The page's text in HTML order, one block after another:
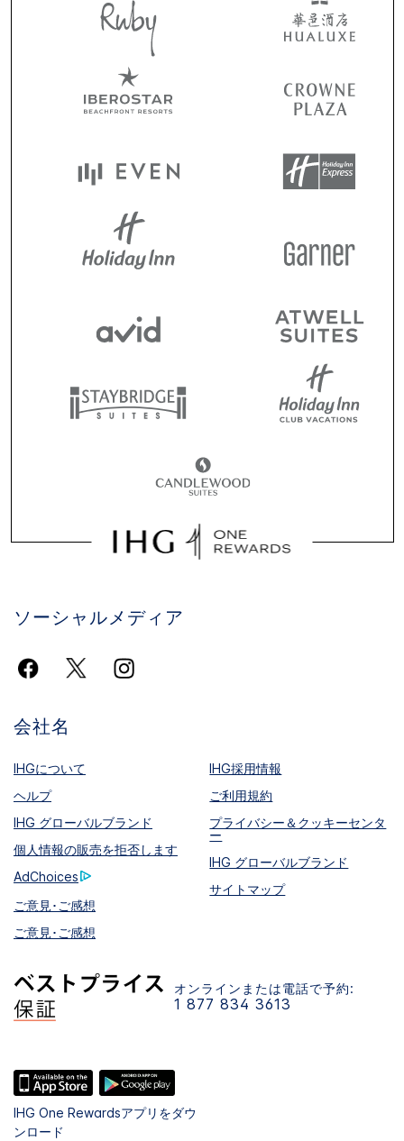
ソーシャルメディア
会社名
IHGについて
IHG採用情報
ヘルプ
ご利用規約
IHG グローバルブランド
プライバシー＆クッキーセンタ
ー
個人情報の販売を拒否します
IHG グローバルブランド
AdChoices
サイトマップ
ご意見･ご感想
ご意見･ご感想
オンラインまたは電話で予約:
1 877 834 3613
IHG One Rewardsアプリをダウ
ンロード